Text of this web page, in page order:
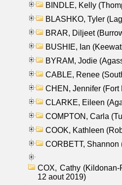
BINDLE, Kelly
BLASHKO, Tyler
BRAR, Diljeet
BUSHIE, Ian
BYRAM, Jodie
CABLE, Renee
CHEN, Jennifer (Fort
CLARKE, Eileen
COMPTON, Carla
COOK, Kathleen
CORBETT, Shannon
COX, Cathy
12 aout 2019)